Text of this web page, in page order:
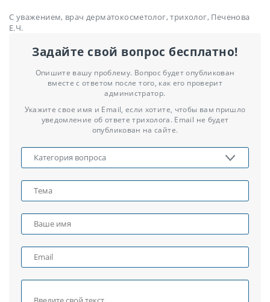
С уважением, врач дерматокосметолог, трихолог, Печенова
Е.Ч.
Задайте свой вопрос бесплатно!
Опишите вашу проблему. Вопрос будет опубликован
вместе с ответом после того, как его проверит
администратор.
Укажите свое имя и Email, если хотите, чтобы вам пришло
уведомление об ответе трихолога. Email не будет
опубликован на сайте.